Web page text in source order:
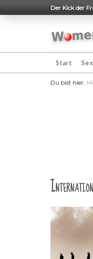
to
Der Kick der
Start Sex
Du bist hier: